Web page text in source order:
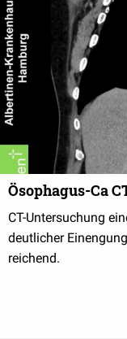
Ösophagus-Ca
CT-Untersuchung
deutlicher
reichend.